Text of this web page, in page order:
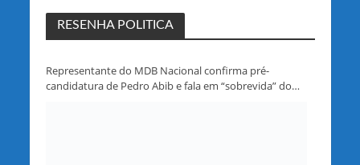
RESENHA POLITICA
Representante do MDB Nacional confirma pré-
candidatura de Pedro Abib e fala em “sobrevida” do